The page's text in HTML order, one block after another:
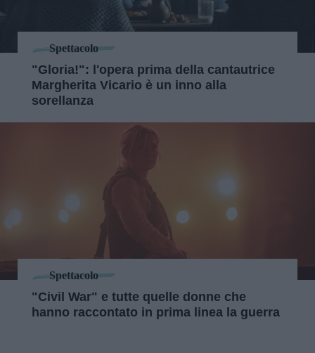
Spettacolo
"Gloria!": l'opera prima della cantautrice
Margherita Vicario è un inno alla
sorellanza
Spettacolo
"Civil War" e tutte quelle donne che
hanno raccontato in prima linea la guerra